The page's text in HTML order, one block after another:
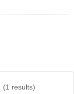
(1 results)